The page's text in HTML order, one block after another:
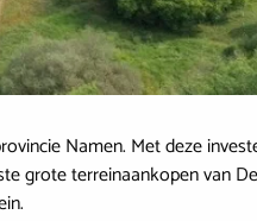
Namen. Met deze
grote terreinaankopen van